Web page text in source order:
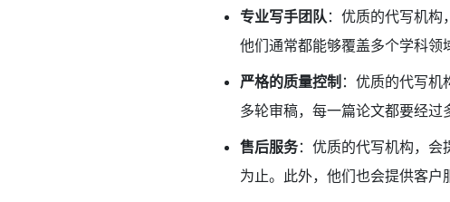
专业写手团队：优质的代写机构
他们通常都能够覆盖多个学科领
严格的质量控制 ：优质的代写
多轮审稿，每一篇论文都要经过
售后服务：优质的代写机构，会
为止。此外，他们也会提供客户